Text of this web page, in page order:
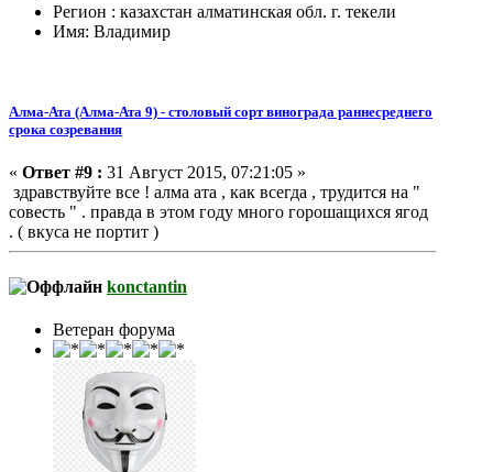
Регион : казахстан алматинская обл. г. текели
Имя: Владимир
Алма-Ата (Алма-Ата 9) - столовый сорт винограда раннесреднего
срока созревания
« Ответ #9 : 31 Август 2015, 07:21:05 »
здравствуйте все ! алма ата , как всегда , трудится на "
совесть " . правда в этом году много горошащихся ягод
. ( вкуса не портит )
konctantin
Ветеран форума